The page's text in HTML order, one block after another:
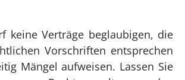
keine Verträge beglaubigen, die
Vorschriften entsprechen
Mängel aufweisen. Lassen Sie